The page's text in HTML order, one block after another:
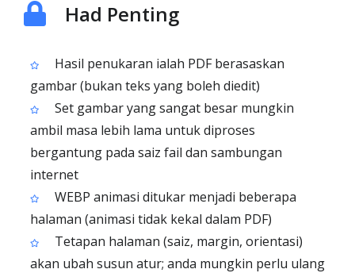
Had Penting
Hasil penukaran ialah PDF berasaskan
gambar (bukan teks yang boleh diedit)
Set gambar yang sangat besar mungkin
ambil masa lebih lama untuk diproses
bergantung pada saiz fail dan sambungan
internet
WEBP animasi ditukar menjadi beberapa
halaman (animasi tidak kekal dalam PDF)
Tetapan halaman (saiz, margin, orientasi)
akan ubah susun atur; anda mungkin perlu ulang